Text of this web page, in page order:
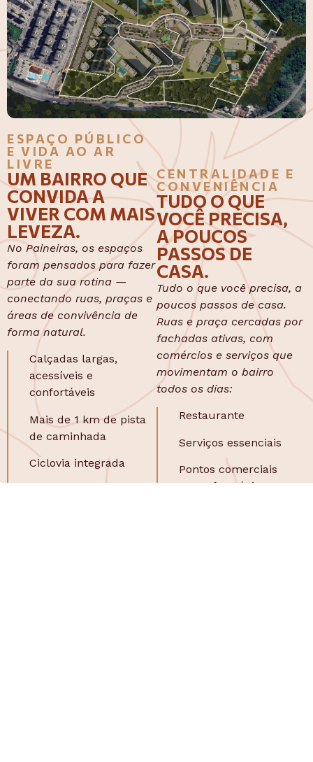
ESPAÇO PÚBLICO
E VIDA AO AR
LIVRE
UM BAIRRO QUE
CONVIDA A
VIVER COM MAIS
LEVEZA.
No Paineiras, os espaços
foram pensados para fazer
parte da sua rotina —
conectando ruas, praças e
áreas de convivência de
forma natural.
Calçadas largas,
acessíveis e
confortáveis
Mais de 1 km de pista
de caminhada
Ciclovia integrada
CENTRALIDADE E
CONVENIÊNCIA
TUDO O QUE
VOCÊ PRECISA,
A POUCOS
PASSOS DE
CASA.
Tudo o que você precisa, a
poucos passos de casa.
Ruas e praça cercadas por
fachadas ativas, com
comércios e serviços que
movimentam o bairro
todos os dias:
Restaurante
Serviços essenciais
Pontos comerciais
como farmácia,